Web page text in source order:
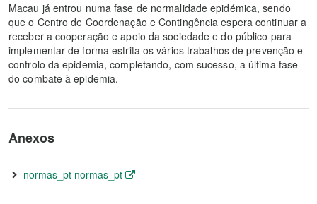
Macau já entrou numa fase de normalidade epidémica, sendo
que o Centro de Coordenação e Contingência espera continuar a
receber a cooperação e apoio da sociedade e do público para
implementar de forma estrita os vários trabalhos de prevenção e
controlo da epidemia, completando, com sucesso, a última fase
do combate à epidemia.
Anexos
normas_pt normas_pt